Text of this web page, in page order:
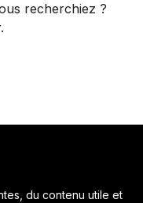
recherchiez ?
du contenu utile et